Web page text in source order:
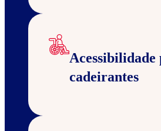
Acessibilidade
cadeirantes